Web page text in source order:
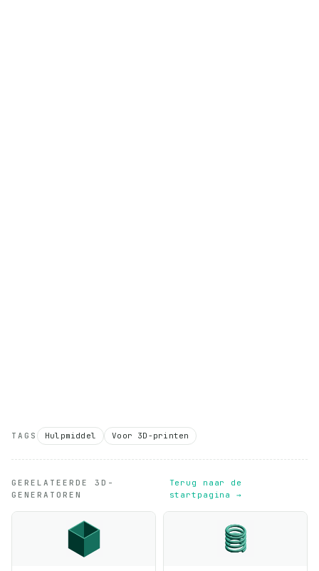
TAGS Hulpmiddel Voor 3D-printen
GERELATEERDE 3D-
GENERATOREN
Terug naar de
startpagina →